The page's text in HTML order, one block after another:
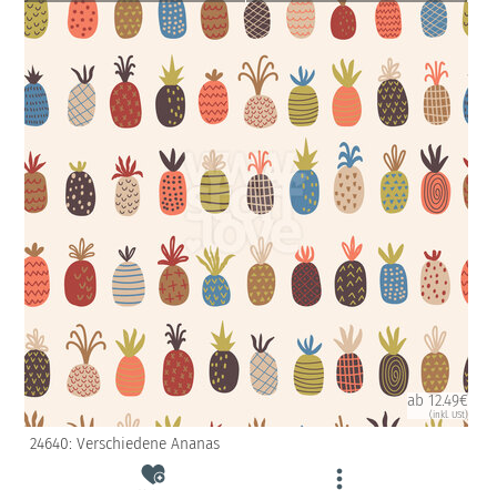
ab 12.49€
(inkl. USt)
24640: Verschiedene Ananas